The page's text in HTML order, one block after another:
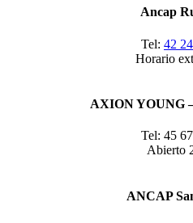
Ancap
Tel: 42
Horario
AXION YOUNG
Tel: 45
Abierto
ANCAP